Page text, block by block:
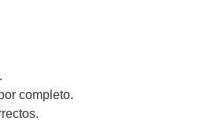
completo.